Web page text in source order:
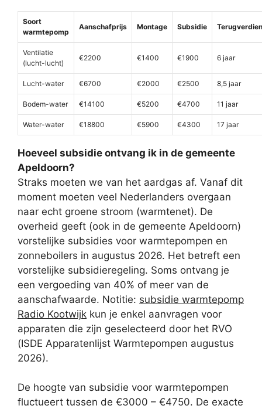
Soort
warmtepomp
Aanschafprijs Montage Subsidie
Ventilatie
(lucht-lucht)
€2200 €1400 €1900 6 jaar
Lucht-water €6700 €2000 €2500 8,5 jaar
Bodem-water €14100 €5200 €4700 11 jaar
Water-water €18800 €5900 €4300 17 jaar
Hoeveel subsidie ontvang ik in de gemeente
Apeldoorn?
Straks moeten we van het aardgas af. Vanaf dit
moment moeten veel Nederlanders overgaan
naar echt groene stroom (warmtenet). De
overheid geeft (ook in de gemeente Apeldoorn)
vorstelijke subsidies voor warmtepompen en
zonneboilers in augustus 2026. Het betreft een
vorstelijke subsidieregeling. Soms ontvang je
een vergoeding van 40% of meer van de
aanschafwaarde. Notitie: subsidie warmtepomp
Radio Kootwijk kun je enkel aanvragen voor
apparaten die zijn geselecteerd door het RVO
(ISDE Apparatenlijst Warmtepompen augustus
2026).
De hoogte van subsidie voor warmtepompen
fluctueert tussen de €3000 – €4750. De exacte